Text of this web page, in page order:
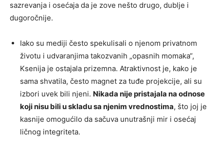
sazrevanja i osećaja da je zove nešto drugo, dublje i
dugoročnije.
Iako su mediji često spekulisali o njenom privatnom
životu i udvaranjima takozvanih „opasnih momaka“,
Ksenija je ostajala prizemna. Atraktivnost je, kako je
sama shvatila, često magnet za tuđe projekcije, ali su
izbori uvek bili njeni. Nikada nije pristajala na odnose
koji nisu bili u skladu sa njenim vrednostima, što joj je
kasnije omogućilo da sačuva unutrašnji mir i osećaj
ličnog integriteta.